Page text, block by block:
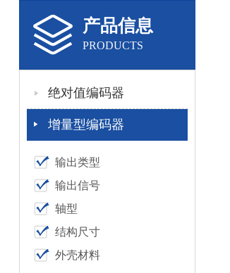
产品信息
PRODUCTS
绝对值编码器
增量型编码器
输出类型
输出信号
轴型
结构尺寸
外壳材料